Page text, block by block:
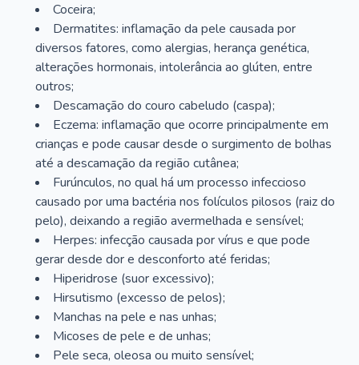
Coceira;
Dermatites: inflamação da pele causada por
diversos fatores, como alergias, herança genética,
alterações hormonais, intolerância ao glúten, entre
outros;
Descamação do couro cabeludo (caspa);
Eczema: inflamação que ocorre principalmente em
crianças e pode causar desde o surgimento de bolhas
até a descamação da região cutânea;
Furúnculos, no qual há um processo infeccioso
causado por uma bactéria nos folículos pilosos (raiz do
pelo), deixando a região avermelhada e sensível;
Herpes: infecção causada por vírus e que pode
gerar desde dor e desconforto até feridas;
Hiperidrose (suor excessivo);
Hirsutismo (excesso de pelos);
Manchas na pele e nas unhas;
Micoses de pele e de unhas;
Pele seca, oleosa ou muito sensível;